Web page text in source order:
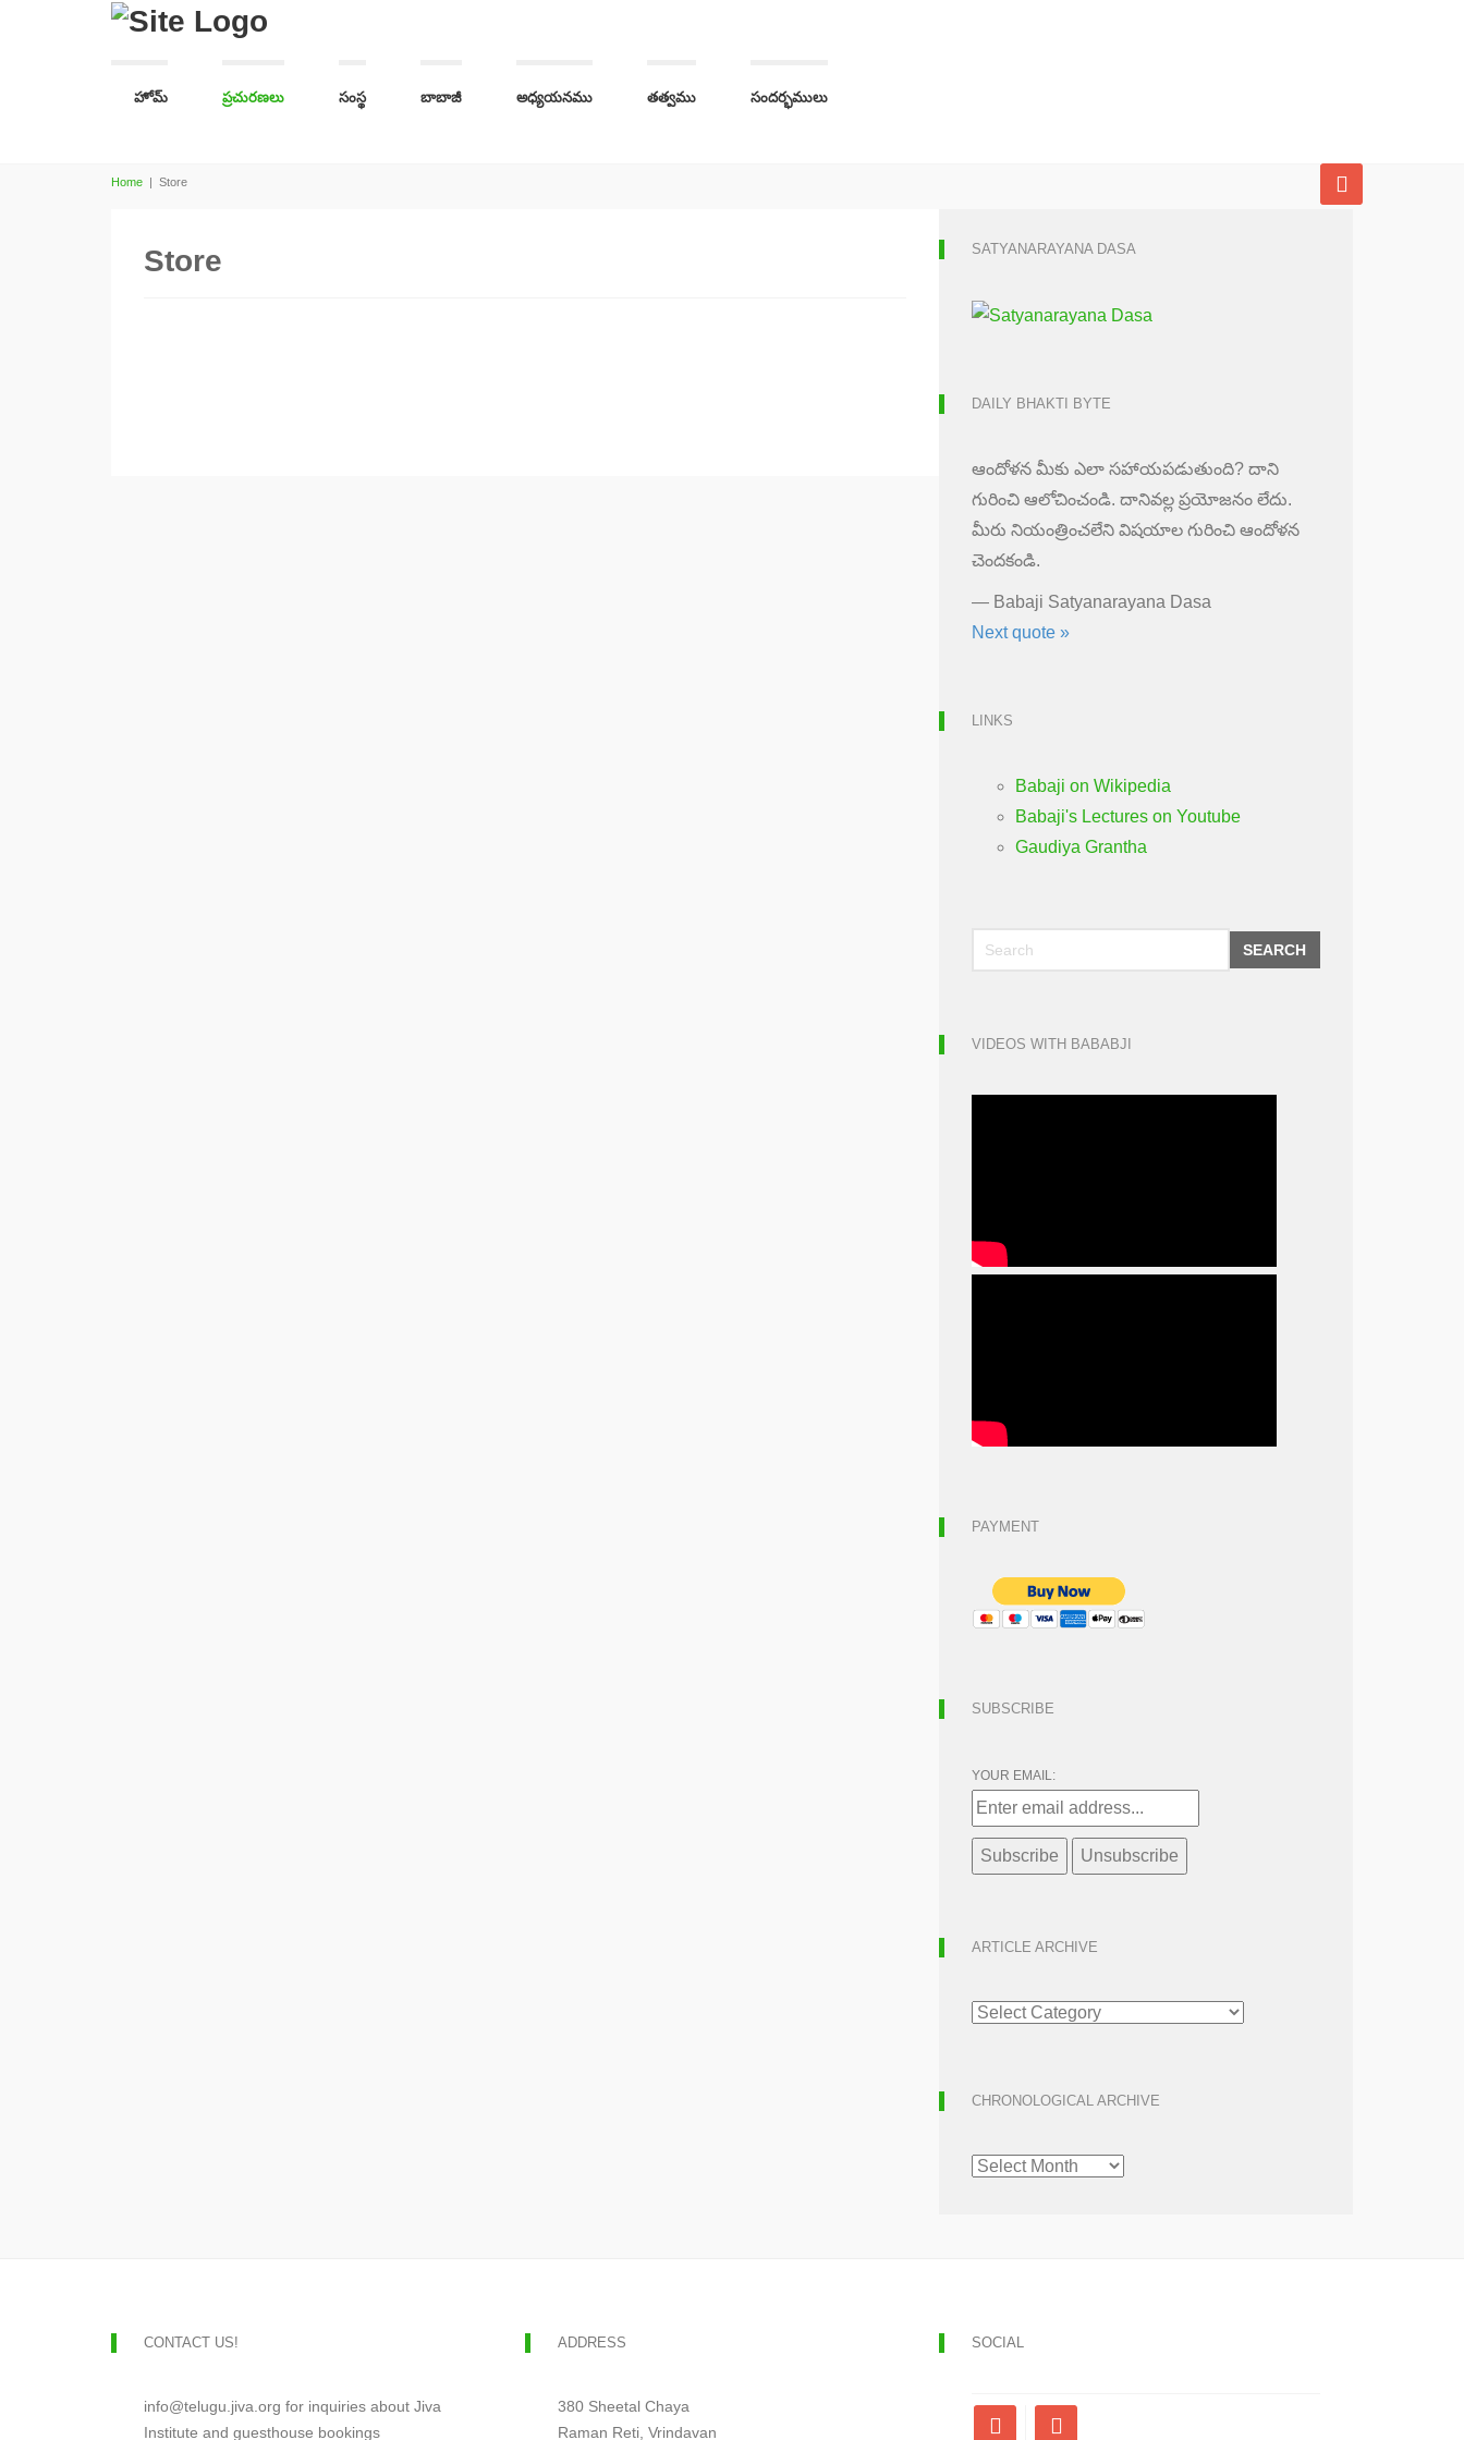
హోమ్ ప్రచురణలు సంస్థ బాబాజీ అధ్యయనము తత్వము సందర్భములు
Home | Store
Store SATYANARAYANA DASA
DAILY BHAKTI BYTE
ఆందోళన మీకు ఎలా సహాయపడుతుంది? దాని
గురించి ఆలోచించండి. దానివల్ల ప్రయోజనం లేదు.
మీరు నియంత్రించలేని విషయాల గురించి ఆందోళన
చెందకండి.
— Babaji Satyanarayana Dasa
Next quote »
LINKS
Babaji on Wikipedia
Babaji's Lectures on Youtube
Gaudiya Grantha
SEARCH
VIDEOS WITH BABABJI
PAYMENT
SUBSCRIBE
YOUR EMAIL:
ARTICLE ARCHIVE
ARTICLE
ARCHIVE
CHRONOLOGICAL ARCHIVE
CHRONOLOGICAL
ARCHIVE
CONTACT US!
info@telugu.jiva.org for inquiries about Jiva
Institute and guesthouse bookings
ADDRESS
380 Sheetal Chaya
Raman Reti, Vrindavan
SOCIAL